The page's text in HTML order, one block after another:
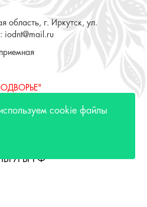
область, г. Иркутск, ул.
iodnt@mail.ru
область, г. Иркутск, ул. 3 июля,
РФ
cookie файлы